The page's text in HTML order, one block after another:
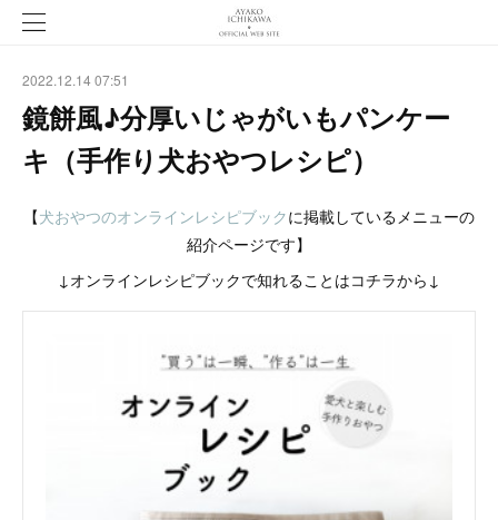
2022.12.14 07:51
鏡餅風♪分厚いじゃがいもパンケー
キ（手作り犬おやつレシピ）
【犬おやつのオンラインレシピブックに掲載しているメニューの
紹介ページです】
↓オンラインレシピブックで知れることはコチラから↓